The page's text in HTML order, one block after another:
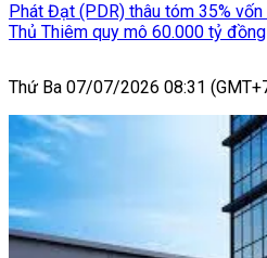
Phát Đạt (PDR) thâu tóm 35%
Thủ Thiêm quy mô 60.000 tỷ đồng
Thứ Ba 07/07/2026 08:31